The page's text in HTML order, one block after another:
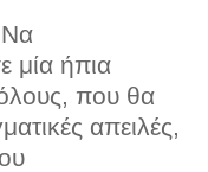
Να
μία ήπια
που θα
απειλές,